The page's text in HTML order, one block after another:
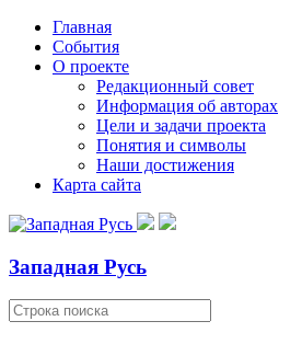
Главная
События
О проекте
Редакционный совет
Информация об авторах
Цели и задачи проекта
Понятия и символы
Наши достижения
Карта сайта
Западная Русь